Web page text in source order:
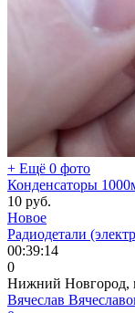
+ Ещё 0 фото
Конденсаторы
10 руб.
Новое
Радиодетали
00:39:14
0
Нижний Новгород,
Вячеслав